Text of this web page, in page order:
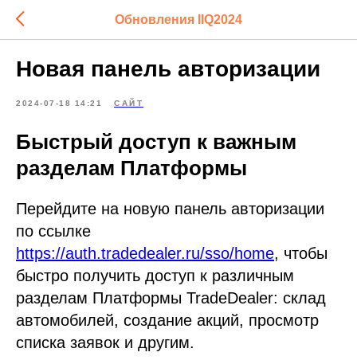
Обновления IIQ2024
Новая панель авторизации
2024-07-18 14:21 САЙТ
Быстрый доступ к важным
разделам Платформы
Перейдите на новую панель авторизации
по ссылке
https://auth.tradedealer.ru/sso/home, чтобы
быстро получить доступ к различным
разделам Платформы TradeDealer: склад
автомобилей, создание акций, просмотр
списка заявок и другим.